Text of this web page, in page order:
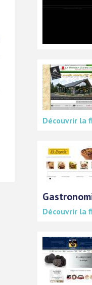
Découvrir la
Découvrir la